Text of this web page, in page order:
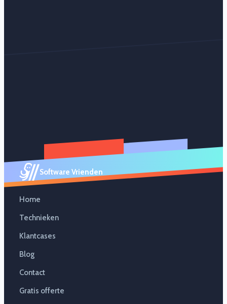
Software Vrienden
Home
Technieken
Klantcases
Blog
Contact
Gratis offerte